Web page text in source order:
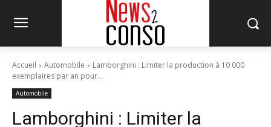
Accueil Automobile
Lamborghini : Limiter la production à 10 000
exemplaires par an pour...
Automobile
Lamborghini : Limiter la